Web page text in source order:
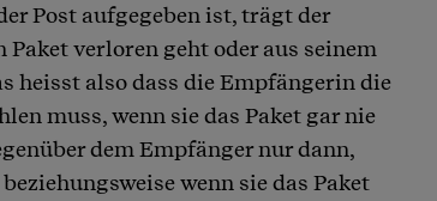
Post aufgegeben ist, trägt der
verloren geht oder aus seinem
heisst also dass die Empfängerin die
muss, wenn sie das Paket gar nie
dem Empfänger nur dann,
wenn sie das Paket